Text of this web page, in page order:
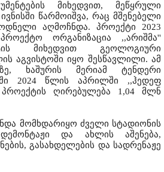
მიხედვით, მეწყრული
წარმოიშვა, რაც მშენებელი
აღმოჩნდა. პროექტი 2023
ორგანიზაცია ,,არიშმა''
მიხედვით გეოლოგიური
აგვისტოში იყო შესწავლილი. ამ
ხაშურის მერიამ ტენდერი
2024 წლის აპრილში ,,ჰედეფ
პროექტის ღირებულება 1,04 მლნ
მომხდარიყო ძველი სტადიონის
დემონტაჟი და ახლის აშენება,
გასახდელების და სადრენაჟე